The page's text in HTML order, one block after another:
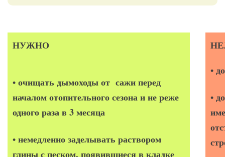
НУЖНО
• очищать дымоходы от сажи перед
началом отопительного сезона и не реже
одного раза в 3 месяца
• немедленно заделывать раствором
глины с песком, появившиеся в кладке
•
•